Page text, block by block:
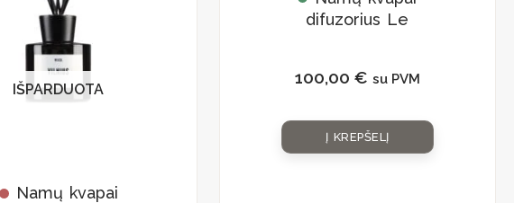
IŠPARDUOTA
Namų kvapai
difuzorius Le
100,00 € su PVM
Į KREPŠELĮ